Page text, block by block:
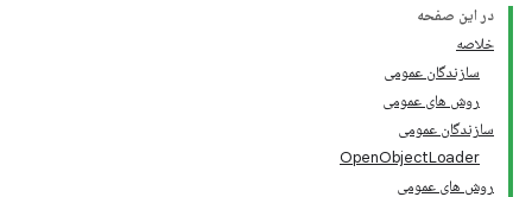
در این صفحه
خلاصه
سازندگان عمومی
روش های عمومی
سازندگان عمومی
OpenObjectLoader
روش های عمومی